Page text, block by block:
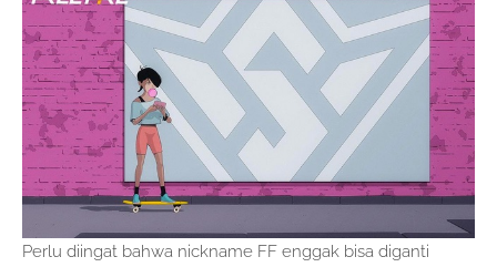
Perlu diingat bahwa nickname FF enggak bisa diganti